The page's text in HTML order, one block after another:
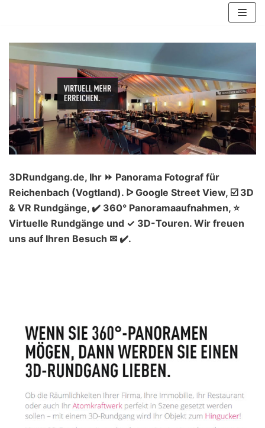
Inhalt
springen
3DRundgang.de, Ihr ⏩ Panorama Fotograf für
Reichenbach (Vogtland). ᐅ Google Street View, ☑️ 3D
& VR Rundgänge, ✔️ 360° Panoramaaufnahmen, ⭐
Virtuelle Rundgänge und ✓ 3D-Touren. Wir freuen
uns auf Ihren Besuch ✉ ✔️.